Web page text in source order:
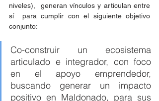
niveles),  generan vínculos y articulan entre
sí  para cumplir con el siguiente objetivo
conjunto:
Co-construir un ecosistema
articulado e integrador, con foco
en el apoyo emprendedor,
buscando generar un impacto
positivo en Maldonado, para sus